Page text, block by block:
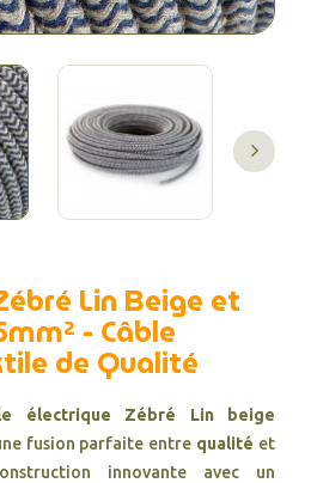
Lin Beige et
- Câble
de Qualité
électrique Zébré Lin beige
fusion parfaite entre qualité et
innovante avec un